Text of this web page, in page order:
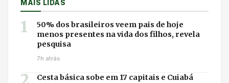
MAIS LIDAS
1
50% dos brasileiros veem pais de hoje
menos presentes na vida dos filhos, revela
pesquisa
7h atrás
Cesta básica sobe em 17 capitais e Cuiabá